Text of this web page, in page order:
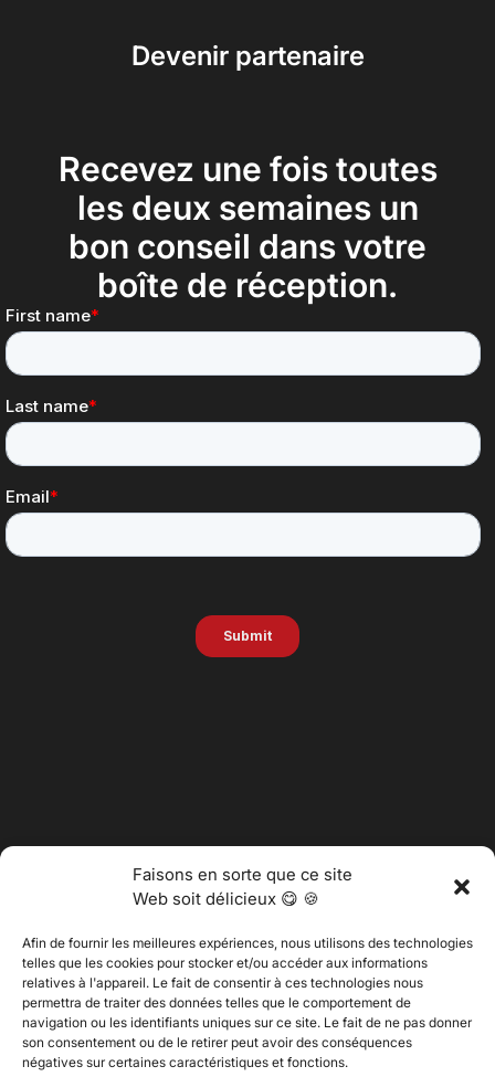
Faisons en sorte que ce site
Web soit délicieux 😋 🍪
Afin de fournir les meilleures expériences, nous utilisons des technologies
telles que les cookies pour stocker et/ou accéder aux informations
relatives à l'appareil. Le fait de consentir à ces technologies nous
permettra de traiter des données telles que le comportement de
navigation ou les identifiants uniques sur ce site. Le fait de ne pas donner
son consentement ou de le retirer peut avoir des conséquences
négatives sur certaines caractéristiques et fonctions.
Devenir partenaire
Recevez une fois toutes
les deux semaines un
bon conseil dans votre
boîte de réception.
@2025 Vertitech. Tous droits réservés.
Politique de confidentialité